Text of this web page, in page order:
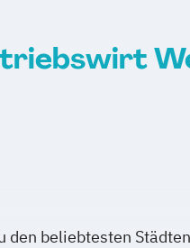
den beliebtesten Städten